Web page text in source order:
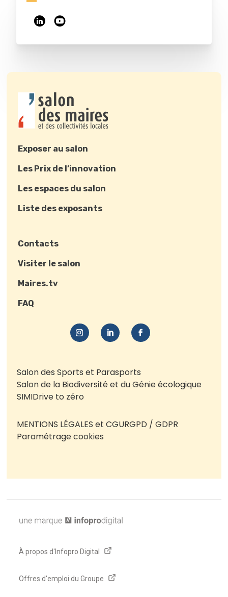
Exposer au salon
Les Prix de l’innovation
Les espaces du salon
Liste des exposants
Contacts
Visiter le salon
Maires.tv
FAQ
Salon des Sports et Parasports
Salon de la Biodiversité et du Génie écologique
SIMIDrive to zéro
MENTIONS LÉGALES et CGURGPD / GDPR
Paramétrage cookies